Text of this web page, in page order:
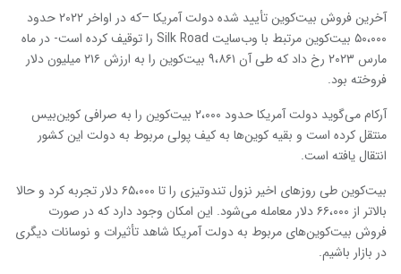
آخرین فروش بیت‌کوین تأیید شده دولت آمریکا –که در اواخر ۲۰۲۲ حدود
۵۰،۰۰۰ بیت‌کوین مرتبط با وب‌سایت Silk Road را توقیف کرده است- در ماه
مارس ۲۰۲۳ رخ داد که طی آن ۹،۸۶۱ بیت‌کوین را به ارزش ۲۱۶ میلیون دلار
فروخته بود.
آرکام می‌گوید دولت آمریکا حدود ۲،۰۰۰ بیت‌کوین را به صرافی کوین‌بیس
منتقل کرده است و بقیه کوین‌ها به کیف پولی مربوط به دولت این کشور
انتقال یافته است.
بیت‌کوین طی روزهای اخیر نزول تندوتیزی را تا ۶۵،۰۰۰ دلار تجربه کرد و حالا
بالاتر از ۶۶،۰۰۰ دلار معامله می‌شود. این امکان وجود دارد که در صورت
فروش بیت‌کوین‌های مربوط به دولت آمریکا شاهد تأثیرات و نوسانات دیگری
در بازار باشیم.